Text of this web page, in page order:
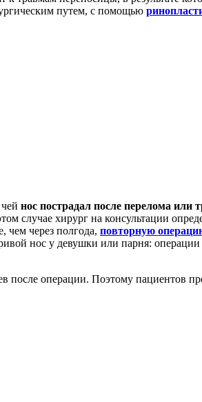
путем, с помощью
нос пострадал после перелома или
случае хирург на консультации
чем через полгода, повторную
нос у девушки или парня:
после операции. Поэтому пациентов